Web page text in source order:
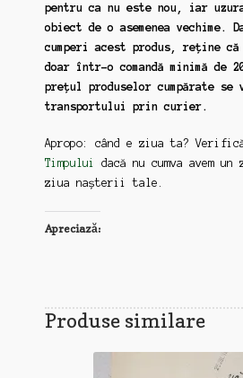
pentru ca nu este nou, iar
obiect de o asemenea vechime.
cumperi acest produs, reține
doar într-o comandă minimă de
prețul produselor cumpărate se
transportului prin curier.
Apropo: când e ziua ta?
Timpului
dacă nu cumva avem
ziua nașterii tale.
Apreciază:
Produse similare